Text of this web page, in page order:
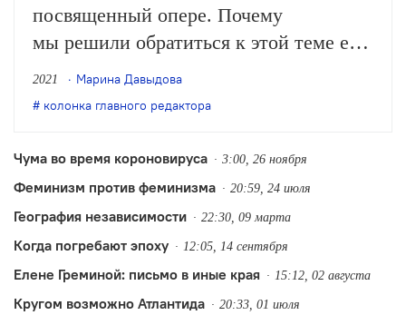
посвященный опере. Почему
мы решили обратиться к этой теме еще
раз? Тут несколько причин. Некоторые
из них лежат на поверхности. В долгие
бесконечных онлайн-трансляций
именно оперный жанр оказался
…
2021
Марина Давыдова
колонка главного редактора
Чума во время короновируса 3:00, 26 ноября
Феминизм против феминизма 20:59, 24 июля
География независимости 22:30, 09 марта
Когда погребают эпоху 12:05, 14 сентября
Елене Греминой: письмо в иные края 15:12, 02 августа
Кругом возможно Атлантида 20:33, 01 июля